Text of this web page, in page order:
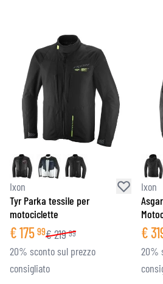
Ixon
Tyr Parka tessile per
motociclette
€175 99€219 99
20% sconto sul prezzo
consigliato
Ixon
€
20%